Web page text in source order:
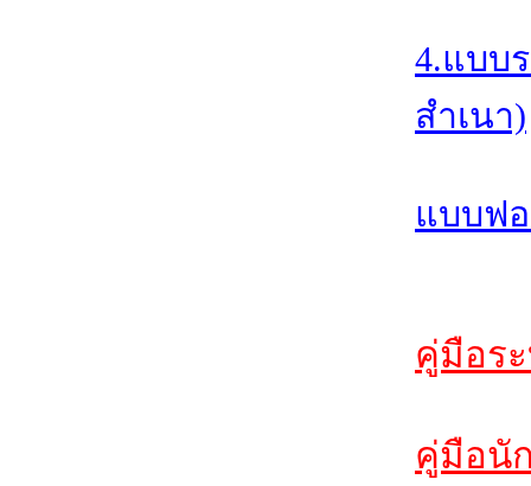
4.แบบ
สำเนา)
แบบฟ
คู่มือร
คู่มือนั